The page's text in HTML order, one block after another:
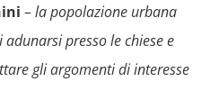
–la popolazione urbana
presso le chiese e
gli argomenti di interesse